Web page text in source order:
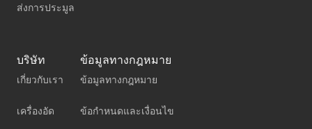
ส่งการประมูล
บริษัท
เกี่ยวกับเรา
เครื่องอัด
ข้อมูลทางกฎหมาย
ข้อมูลทางกฎหมาย
ข้อกำหนดและเงื่อนไข